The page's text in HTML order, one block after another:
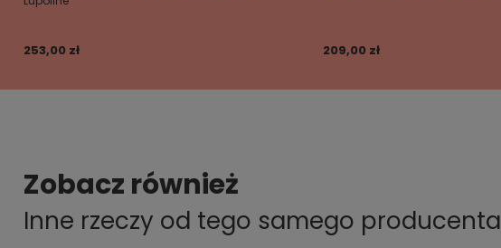
253,00 zł 209,00 zł
Zobacz również
Inne rzeczy od tego samego producenta